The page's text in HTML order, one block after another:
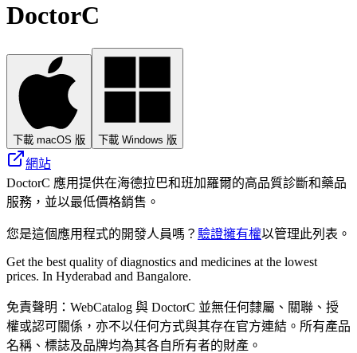
DoctorC
下載 macOS 版 下載 Windows 版
網站
DoctorC 應用提供在海德拉巴和班加羅爾的高品質診斷和藥品
服務，並以最低價格銷售。
您是這個應用程式的開發人員嗎？ 驗證擁有權以管理此列表。
Get the best quality of diagnostics and medicines at the lowest
prices. In Hyderabad and Bangalore.
免責聲明：WebCatalog 與 DoctorC 並無任何隸屬、關聯、授
權或認可關係，亦不以任何方式與其存在官方連結。所有產品
名稱、標誌及品牌均為其各自所有者的財產。